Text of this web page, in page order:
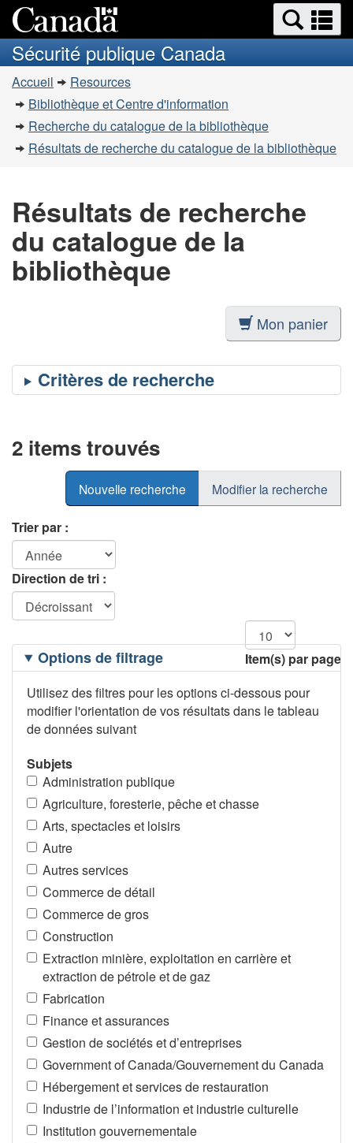
au
contenu
à
la
simplifiée
Recherche
et
menus
et
Sécurité publique Canada
Vous
êtes
ici
Accueil
Resources
Bibliothèque et Centre d'information
Recherche du catalogue de la bibliothèque
Résultats de recherche du catalogue de la bibliothèque
Résultats de recherche
du catalogue de la
bibliothèque
Mon panier
2 items trouvés
Nouvelle recherche Modifier la recherche
Trier par :
Direction de tri :
Item(s) par page
Filtrage
desOptions de filtrage
Utilisez des filtres pour les options ci-dessous pour
modifier l'orientation de vos résultats dans le tableau
de données suivant
Subjets
Administration publique
Agriculture, foresterie, pêche et chasse
Arts, spectacles et loisirs
Autre
Autres services
Commerce de détail
Commerce de gros
Construction
Extraction minière, exploitation en carrière et
extraction de pétrole et de gaz
Fabrication
Finance et assurances
Gestion de sociétés et d’entreprises
Government of Canada/Gouvernement du Canada
Hébergement et services de restauration
Industrie de l’information et industrie culturelle
Institution gouvernementale